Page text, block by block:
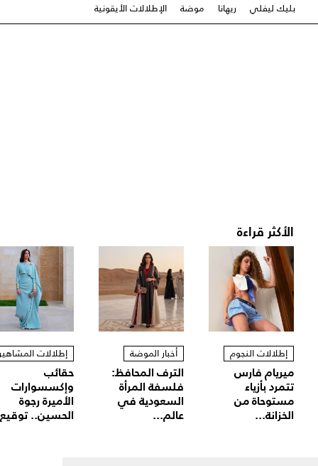
بليك ليفلي ريهانا موضة الإطلالات الأيقونية
الأكثر قراءة
إطلالات النجوم
ميريام فارس
تتمرد بأزياء
مستوحاة من
الخزانة...
أخبار الموضة
الترف المحافظ:
فلسفة المرأة
السعودية في
عالم...
إطلالات
حقائب
وإكسسوارات
الأميرة رجوة
الحسين..